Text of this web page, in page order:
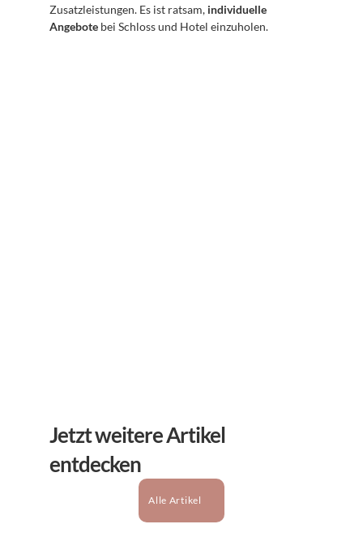
Zusatzleistungen. Es ist ratsam, individuelle
Angebote bei Schloss und Hotel einzuholen.
Jetzt weitere Artikel
entdecken
Alle Artikel